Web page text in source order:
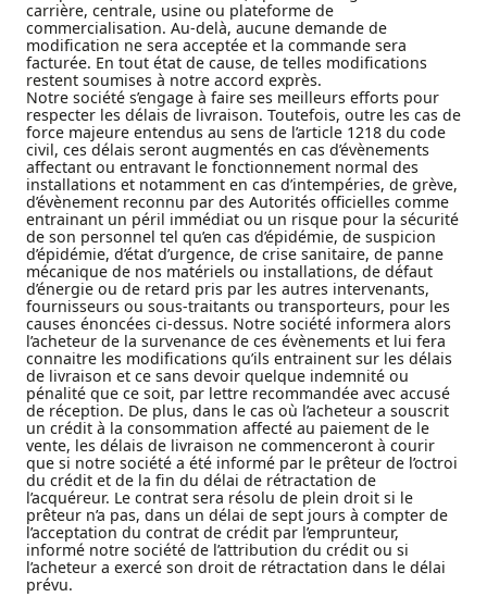
carrière, centrale, usine ou plateforme de
commercialisation. Au-delà, aucune demande de
modification ne sera acceptée et la commande sera
facturée. En tout état de cause, de telles modifications
restent soumises à notre accord exprès.
Notre société s’engage à faire ses meilleurs efforts pour
respecter les délais de livraison. Toutefois, outre les cas de
force majeure entendus au sens de l’article 1218 du code
civil, ces délais seront augmentés en cas d’évènements
affectant ou entravant le fonctionnement normal des
installations et notamment en cas d’intempéries, de grève,
d’évènement reconnu par des Autorités officielles comme
entrainant un péril immédiat ou un risque pour la sécurité
de son personnel tel qu’en cas d’épidémie, de suspicion
d’épidémie, d’état d’urgence, de crise sanitaire, de panne
mécanique de nos matériels ou installations, de défaut
d’énergie ou de retard pris par les autres intervenants,
fournisseurs ou sous-traitants ou transporteurs, pour les
causes énoncées ci-dessus. Notre société informera alors
l’acheteur de la survenance de ces évènements et lui fera
connaitre les modifications qu’ils entrainent sur les délais
de livraison et ce sans devoir quelque indemnité ou
pénalité que ce soit, par lettre recommandée avec accusé
de réception. De plus, dans le cas où l’acheteur a souscrit
un crédit à la consommation affecté au paiement de le
vente, les délais de livraison ne commenceront à courir
que si notre société a été informé par le prêteur de l’octroi
du crédit et de la fin du délai de rétractation de
l’acquéreur. Le contrat sera résolu de plein droit si le
prêteur n’a pas, dans un délai de sept jours à compter de
l’acceptation du contrat de crédit par l’emprunteur,
informé notre société de l’attribution du crédit ou si
l’acheteur a exercé son droit de rétractation dans le délai
prévu.